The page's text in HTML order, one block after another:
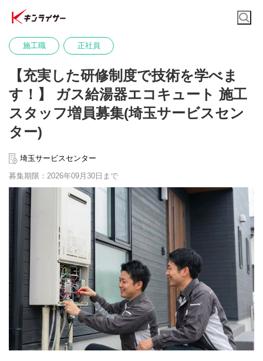
施工職 正社員
【充実した研修制度で技術を学べま
す！】 ガス給湯器エコキュート 施工
スタッフ増員募集(埼玉サービスセン
ター)
埼玉サービスセンター
募集期限：2026年09月30日まで